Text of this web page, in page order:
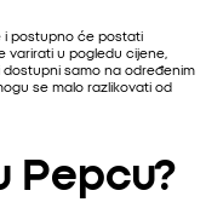
i postupno će postati
varirati u pogledu cijene,
dostupni samo na određenim
se malo razlikovati od
Pepcu?